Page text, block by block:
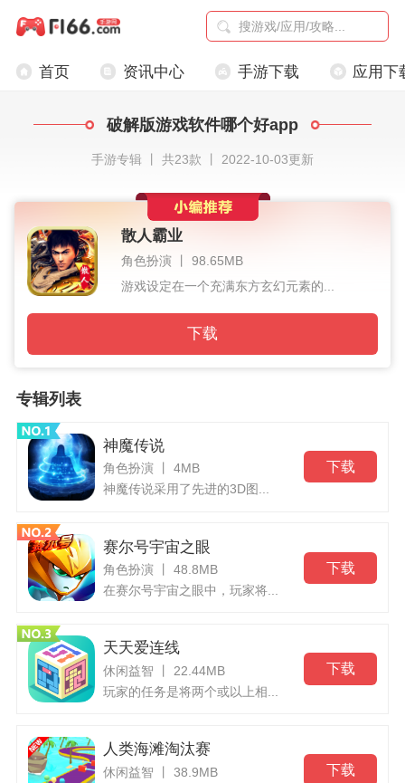
首页 资讯中心 手游下载 应用下
破解版游戏软件哪个好app
手游专辑 丨 共23款 丨 2022-10-03更新
散人霸业
角色扮演 丨 98.65MB
游戏设定在一个充满东方玄幻元素的...
下载
专辑列表
神魔传说
角色扮演 丨 4MB
神魔传说采用了先进的3D图...
下载
赛尔号宇宙之眼
角色扮演 丨 48.8MB
在赛尔号宇宙之眼中，玩家将...
下载
天天爱连线
休闲益智 丨 22.44MB
玩家的任务是将两个或以上相...
下载
人类海滩淘汰赛
休闲益智 丨 38.9MB
下载